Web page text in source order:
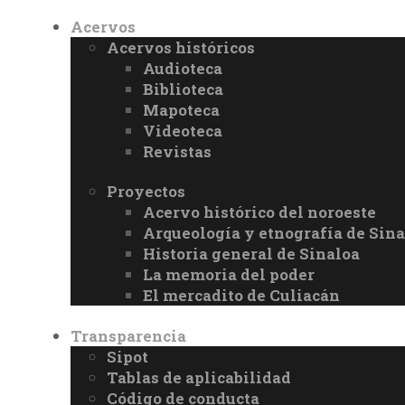
Acervos
Acervos históricos
Audioteca
Biblioteca
Mapoteca
Videoteca
Revistas
Proyectos
Acervo histórico del noroeste
Arqueología y etnografía de
Historia general de Sinaloa
La memoria del poder
El mercadito de Culiacán
Transparencia
Sipot
Tablas de aplicabilidad
Código de conducta